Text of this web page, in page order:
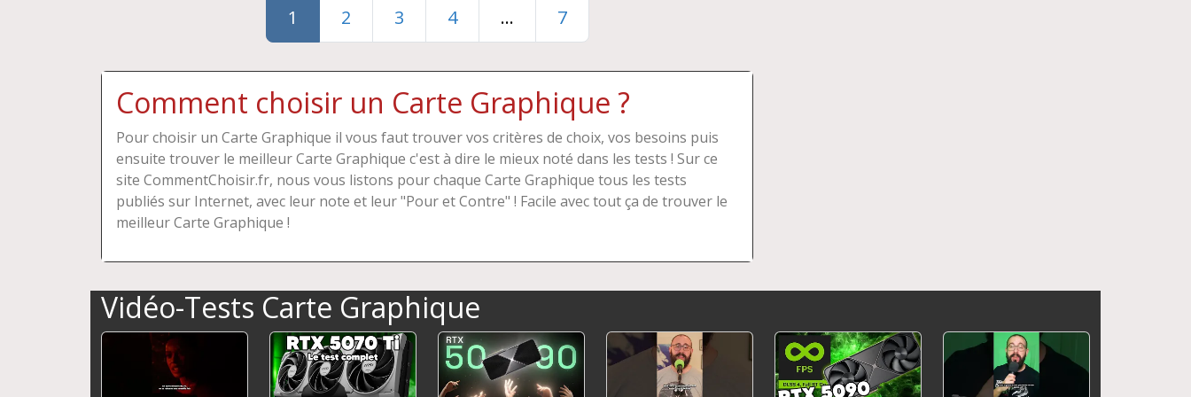
1 2 3 4 ... 7
Comment choisir un Carte Graphique ?
Pour choisir un Carte Graphique il vous faut trouver vos critères de choix, vos besoins puis
ensuite trouver le meilleur Carte Graphique c'est à dire le mieux noté dans les tests ! Sur ce
site CommentChoisir.fr, nous vous listons pour chaque Carte Graphique tous les tests
publiés sur Internet, avec leur note et leur "Pour et Contre" ! Facile avec tout ça de trouver le
meilleur Carte Graphique !
Vidéo-Tests Carte Graphique